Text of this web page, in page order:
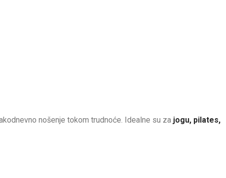
nošenje tokom trudnoće. Idealne su za jogu, pilates,